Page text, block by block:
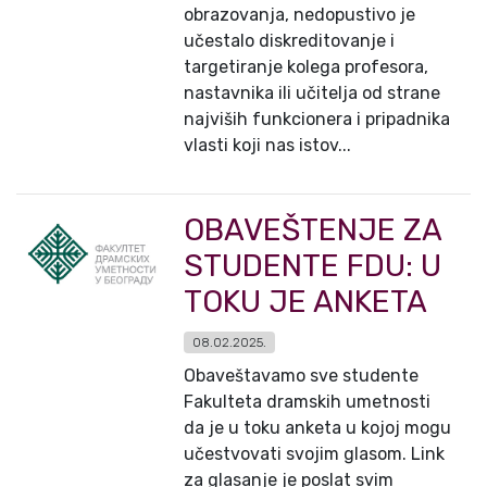
obrazovanja, nedopustivo je
učestalo diskreditovanje i
targetiranje kolega profesora,
nastavnika ili učitelja od strane
najviših funkcionera i pripadnika
vlasti koji nas istov...
OBAVEŠTENJE ZA
STUDENTE FDU: U
TOKU JE ANKETA
08.02.2025.
Obaveštavamo sve studente
Fakulteta dramskih umetnosti
da je u toku anketa u kojoj mogu
učestvovati svojim glasom. Link
za glasanje je poslat svim